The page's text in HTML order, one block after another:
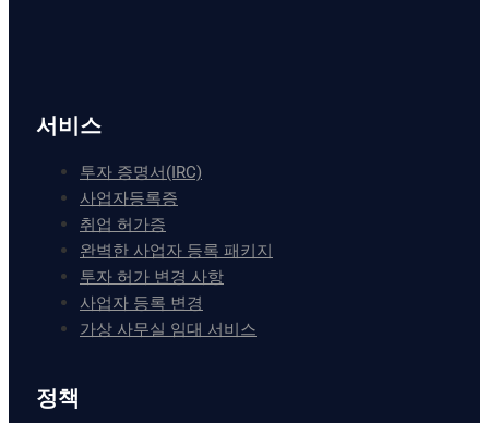
서비스
투자 증명서(IRC)
사업자등록증
취업 허가증
완벽한 사업자 등록 패키지
투자 허가 변경 사항
사업자 등록 변경
가상 사무실 임대 서비스
정책